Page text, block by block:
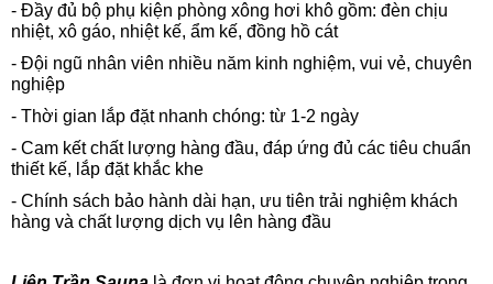
- Đầy đủ bộ phụ kiện phòng xông hơi khô gồm: đèn chịu
nhiệt, xô gáo, nhiệt kế, ẩm kế, đồng hồ cát
- Đội ngũ nhân viên nhiều năm kinh nghiệm, vui vẻ, chuyên
nghiệp
- Thời gian lắp đặt nhanh chóng: từ 1-2 ngày
- Cam kết chất lượng hàng đầu, đáp ứng đủ các tiêu chuẩn
thiết kế, lắp đặt khắc khe
- Chính sách bảo hành dài hạn, ưu tiên trải nghiệm khách
hàng và chất lượng dịch vụ lên hàng đầu